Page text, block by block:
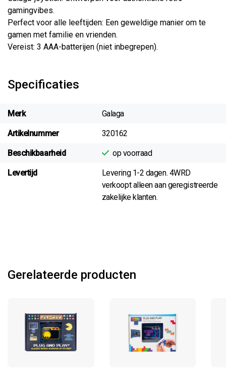
gamingvibes.
Perfect voor alle leeftijden: Een geweldige manier om te
gamen met familie en vrienden.
Vereist: 3 AAA-batterijen (niet inbegrepen).
Specificaties
Merk Galaga
Artikelnummer 320162
Beschikbaarheid op voorraad
Levertijd
Levering 1-2 dagen. 4WRD
verkoopt alleen aan geregistreerde
zakelijke klanten.
Gerelateerde producten